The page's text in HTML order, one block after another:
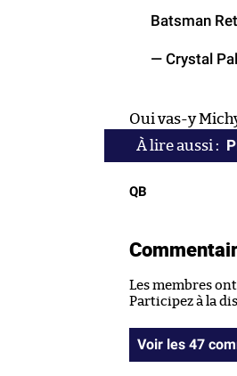
Batsman
— Crystal
Oui vas-y
QB
Les membres
Participez à la
Voir